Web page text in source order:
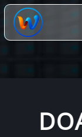
Chuyển
đến
dung